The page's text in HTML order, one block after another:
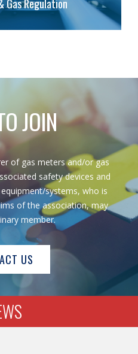
Gas Regulation
JOIN
of gas meters and/or gas
safety devices and
systems, who is
of the association, may
member.
US